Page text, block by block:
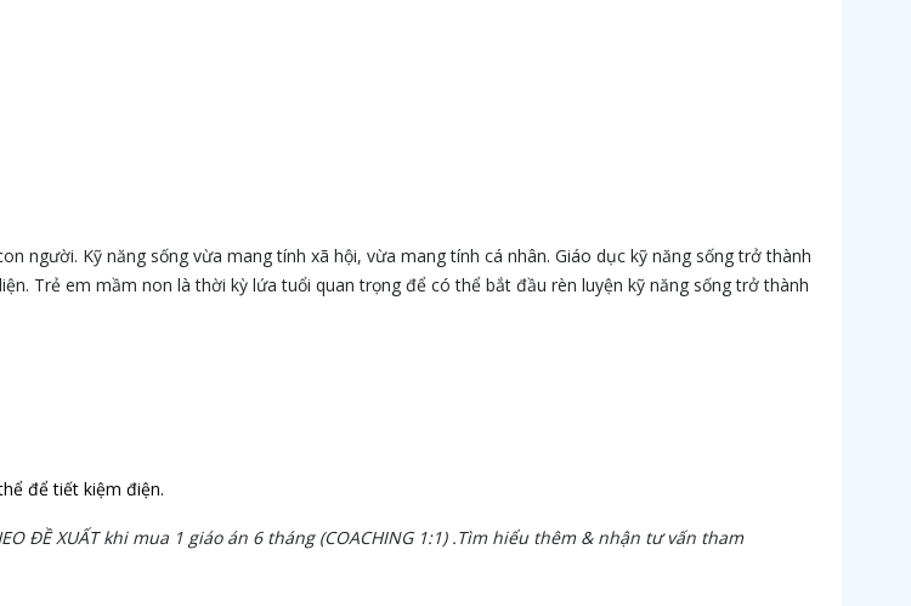
người. Kỹ năng sống vừa mang tính xã hội, vừa mang tính cá nhân. Giáo dục kỹ năng sống trở thành
Trẻ em mầm non là thời kỳ lứa tuổi quan trọng để có thể bắt đầu rèn luyện kỹ năng sống trở thành
để tiết kiệm điện.
ĐỀ XUẤT khi mua 1 giáo án 6 tháng (COACHING 1:1) .Tìm hiểu thêm & nhận tư vấn tham